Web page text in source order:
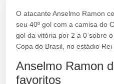
O atacante Anselmo Ramon
seu 40º gol com a camisa do
gol da vitória por 2 a 0 sobre
Copa do Brasil, no estádio Rei
Anselmo Ramon
favoritos